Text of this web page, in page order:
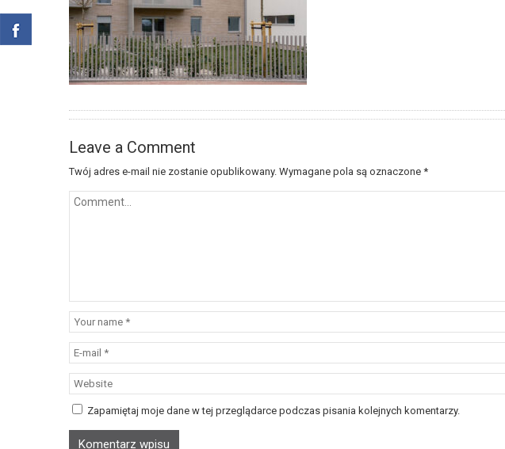
Leave a Comment
Twój adres e-mail nie zostanie opublikowany. Wymagane pola są oznaczone *
Zapamiętaj moje dane w tej przeglądarce podczas pisania kolejnych komentarzy.